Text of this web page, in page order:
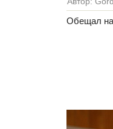
Обещал